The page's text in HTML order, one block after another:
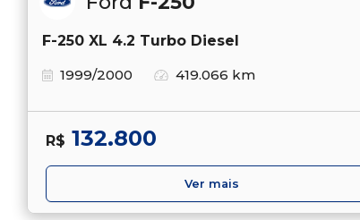
F-250 XL 4.2 Turbo Diesel
1999/2000
419.066 km
R$ 132.800
Ver mais